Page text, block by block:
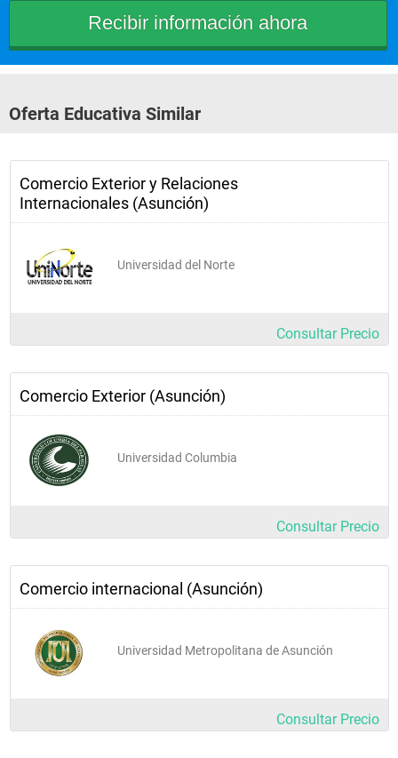
Campo Laboral
Agente de Venta y/o Compra Internacional - Analista de
En relación de dependencia en empresas públicas: Dirección
General de Aduanas, Ministerios de Industria y Comercio,
Ministerios de Relaciones Exteriores, etc – y privadas:
Importadoras - Exportadoras - Agencias de Transportes
Organismos Internacionales: Cámaras de Comercio -
Oficinas Comerciales de Embajadas
Oferta Educativa Similar
Comercio Exterior y Relaciones
Internacionales (Asunción)
Universidad del Norte
Consultar Precio
Comercio Exterior (Asunción)
Universidad Columbia
Consultar Precio
Comercio internacional (Asunción)
Universidad Metropolitana de Asunción
Consultar Precio